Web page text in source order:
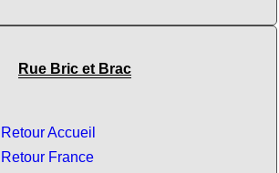
Rue Bric et Brac
Retour Accueil
Retour France